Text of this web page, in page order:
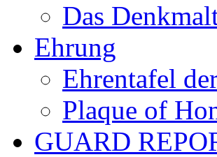
Das
Ehrung
Ehrentafel
Plaque of
GUARD